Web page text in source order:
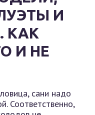
И
КАК
И НЕ
сани надо
Соответственно,